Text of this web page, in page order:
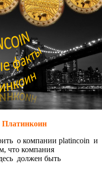
Платинкоин
о компании platincoin и
что компания
должен быть